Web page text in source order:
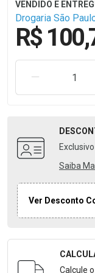
Drogaria São
R$
REMOVER
Saiba
Ver Desconto
Formulário
Calcule